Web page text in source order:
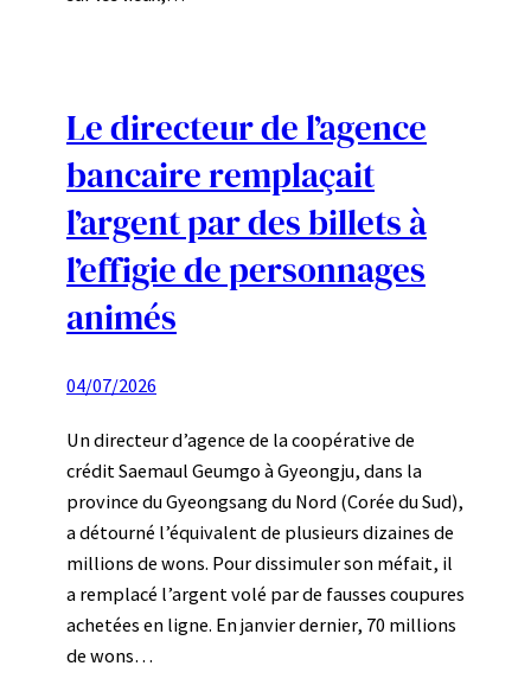
Le directeur de l’agence
bancaire remplaçait
l’argent par des billets à
l’effigie de personnages
animés
04/07/2026
Un directeur d’agence de la coopérative de
crédit Saemaul Geumgo à Gyeongju, dans la
province du Gyeongsang du Nord (Corée du Sud),
a détourné l’équivalent de plusieurs dizaines de
millions de wons. Pour dissimuler son méfait, il
a remplacé l’argent volé par de fausses coupures
achetées en ligne. En janvier dernier, 70 millions
de wons…